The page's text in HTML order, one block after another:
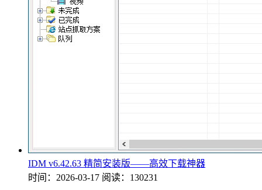
IDM v6.42.63 精简安装版——高效下载神器
时间：2026-03-17 阅读：130231